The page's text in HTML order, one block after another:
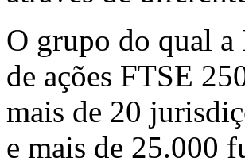
O grupo do qual a
de ações FTSE
mais de 20
e mais de 25.000